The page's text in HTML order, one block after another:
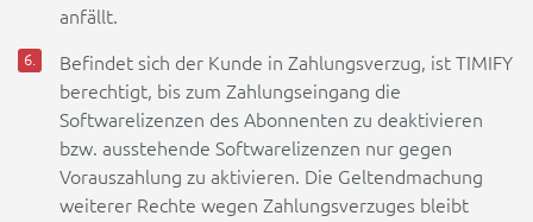
anfällt.
Befindet sich der Kunde in Zahlungsverzug, ist TIMIFY
berechtigt, bis zum Zahlungseingang die
Softwarelizenzen des Abonnenten zu deaktivieren
bzw. ausstehende Softwarelizenzen nur gegen
Vorauszahlung zu aktivieren. Die Geltendmachung
weiterer Rechte wegen Zahlungsverzuges bleibt